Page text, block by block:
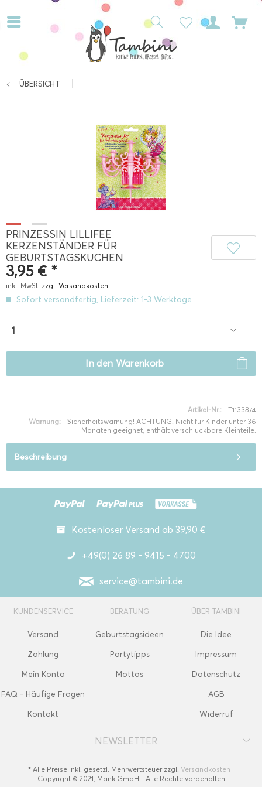
ÜBERSICHT
PRINZESSIN LILLIFEE
KERZENSTÄNDER FÜR
GEBURTSTAGSKUCHEN
3,95 € *
inkl. MwSt. zzgl. Versandkosten
Sofort versandfertig, Lieferzeit: 1-3 Werktage
In den Warenkorb
Artikel-Nr.:
T1133874
Warnung:
Sicherheitswarnung! ACHTUNG! Nicht für Kinder unter 36
Monaten geeignet, enthält verschluckbare Kleinteile.
Beschreibung
Kostenloser Versand ab 39,90 €
+49(0) 26 89 - 9415 - 4700
service@tambini.de
KUNDENSERVICE
Versand
Zahlung
Mein Konto
FAQ - Häufige Fragen
Kontakt
BERATUNG
Geburtstagsideen
Partytipps
Mottos
ÜBER TAMBINI
Die Idee
Impressum
Datenschutz
AGB
Widerruf
NEWSLETTER
* Alle Preise inkl. gesetzl. Mehrwertsteuer zzgl. Versandkosten |
Copyright © 2021, Mank GmbH - Alle Rechte vorbehalten